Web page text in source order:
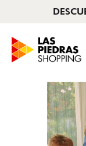
Tiendas / Bas